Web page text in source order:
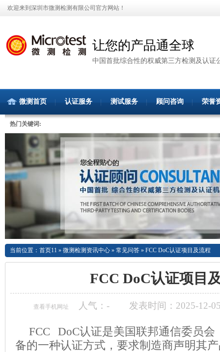
欢迎来到深圳市微测检测有限公司官方网站！
让您的产品通全球
中国首批综合性的权威第三方检测及认证
微测首页 认证服务 测试服务 顾问咨询 荣誉
热门关键词:
当前位置： 首页11 » 微测检测资讯中心 » 常见问答 » FCC DoC认证项目及流程
FCC DoC认证项目
查看手机网址 人气： - 发表时间：2025-12-
FCC DoC认证是美国联邦通信委员会
备的一种认证方式，要求制造商声明其